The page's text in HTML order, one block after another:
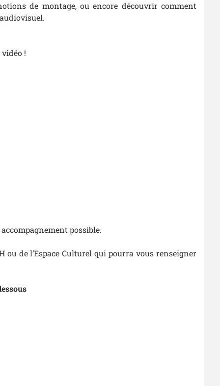
de montage, ou encore découvrir comment
!
possible.
de l’Espace Culturel qui pourra vous renseigner